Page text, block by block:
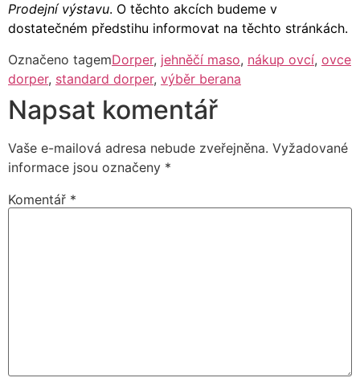
Prodejní výstavu. O těchto akcích budeme v
dostatečném předstihu informovat na těchto stránkách.
Označeno tagemDorper, jehněčí maso, nákup ovcí, ovce
dorper, standard dorper, výběr berana
Napsat komentář
Vaše e-mailová adresa nebude zveřejněna. Vyžadované
informace jsou označeny *
Komentář *